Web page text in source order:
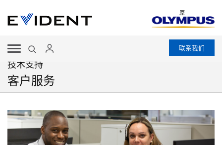
原
联系我们
技术支持
客户服务